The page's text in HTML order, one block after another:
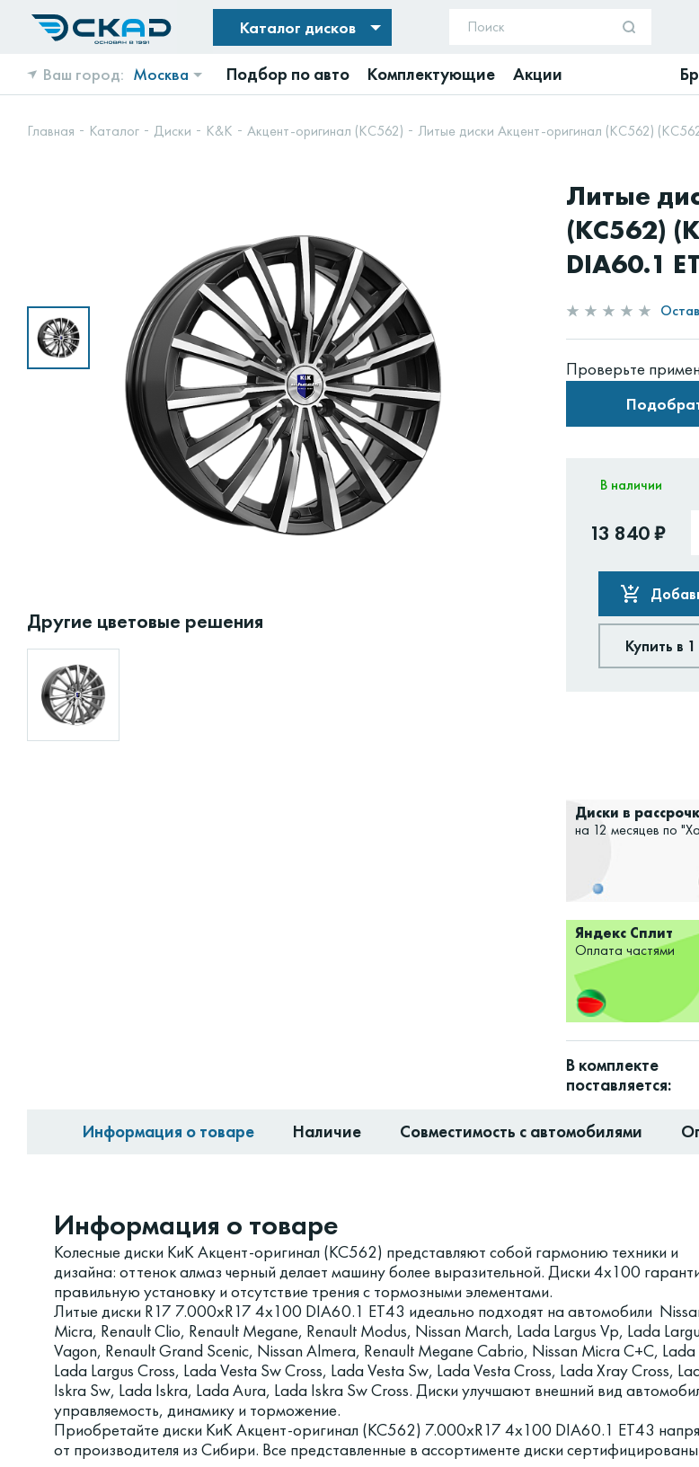
Каталог дисков
Ваш город: Москва Подбор по авто Комплектующие Акции
Главная Каталог Диски K&K Акцент-оригинал (КС562) Литые диски Акцент-оригинал (КС562)
Другие цветовые решения
Литые
(КС562)
DIA60.1
Проверьте
В наличии
13 840 ₽
Купить в
Диски в
на 12 месяцев по
Яндекс Сплит
Оплата частями
В комплекте
поставляется:
Информация о товаре Наличие Совместимость с автомобилями
Информация о товаре
Колесные диски КиК Акцент-оригинал (КС562) представляют собой гармонию техники и
дизайна: оттенок алмаз черный делает машину более выразительной. Диски 4x100
правильную установку и отсутствие трения с тормозными элементами.
Литые диски R17 7.000xR17 4x100 DIA60.1 ET43 идеально подходят на автомобили
Micra, Renault Clio, Renault Megane, Renault Modus, Nissan March, Lada Largus Vp, Lada
Vagon, Renault Grand Scenic, Nissan Almera, Renault Megane Cabrio, Nissan Micra C+C, Lada
Lada Largus Cross, Lada Vesta Sw Cross, Lada Vesta Sw, Lada Vesta Cross, Lada Xray Cross,
Iskra Sw, Lada Iskra, Lada Aura, Lada Iskra Sw Cross. Диски улучшают внешний вид
управляемость, динамику и торможение.
Приобретайте диски КиК Акцент-оригинал (КС562) 7.000xR17 4x100 DIA60.1 ET43
от производителя из Сибири. Все представленные в ассортименте диски